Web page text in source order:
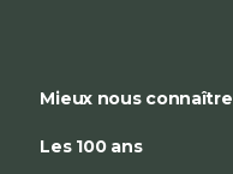
Mieux nous connaître
Les 100 ans